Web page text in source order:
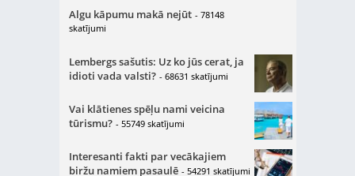
Algu kāpumu makā nejūt - 78148
skatījumi
Lembergs sašutis: Uz ko jūs cerat, ja
idioti vada valsti? - 68631 skatījumi
Vai klātienes spēļu nami veicina
tūrismu? - 55749 skatījumi
Interesanti fakti par vecākajiem
biržu namiem pasaulē - 54291 skatījumi